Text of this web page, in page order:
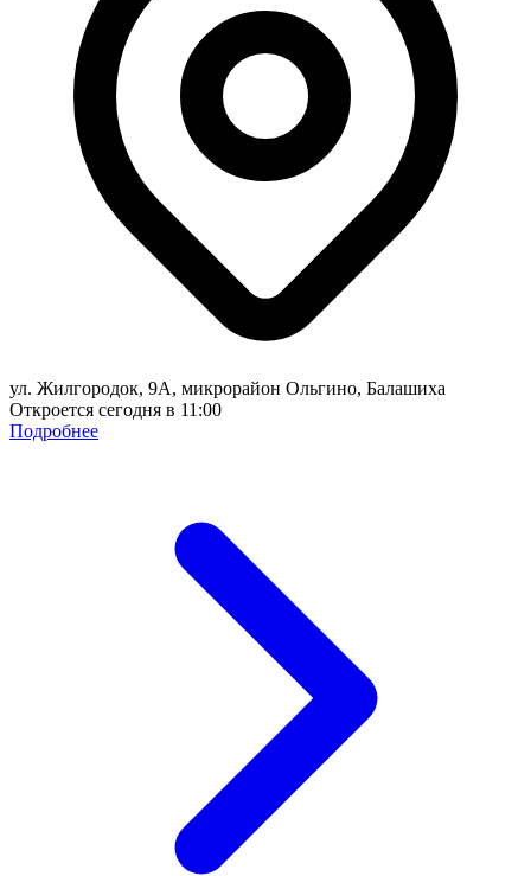
ул. Жилгородок, 9А, микрорайон Ольгино, Балашиха
Откроется сегодня в 11:00
Подробнее